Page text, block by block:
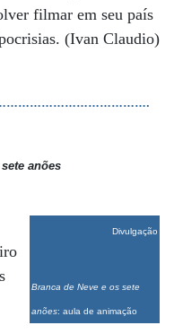
filmar em seu país
(Ivan Claudio)
anões
Divulgação
Branca de Neve e os sete
anões: aula de animação